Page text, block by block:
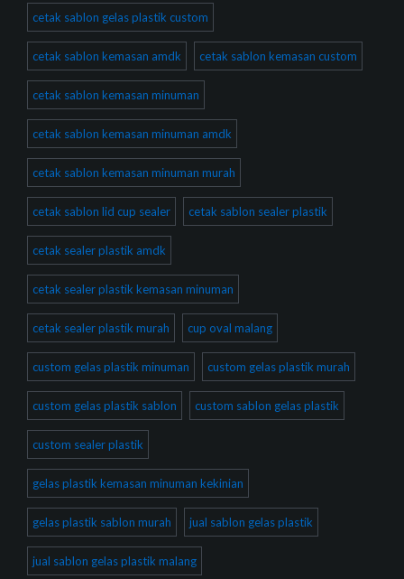
cetak sablon gelas plastik custom
cetak sablon kemasan amdk cetak sablon kemasan custom
cetak sablon kemasan minuman
cetak sablon kemasan minuman amdk
cetak sablon kemasan minuman murah
cetak sablon lid cup sealer cetak sablon sealer plastik
cetak sealer plastik amdk
cetak sealer plastik kemasan minuman
cetak sealer plastik murah cup oval malang
custom gelas plastik minuman custom gelas plastik murah
custom gelas plastik sablon custom sablon gelas plastik
custom sealer plastik
gelas plastik kemasan minuman kekinian
gelas plastik sablon murah jual sablon gelas plastik
jual sablon gelas plastik malang